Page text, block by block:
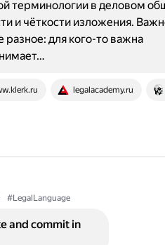
legalacademy.ru
терминологии в деловом
и чёткости изложения.
разное: для кого-то важна
#LegalLanguage
and commit in